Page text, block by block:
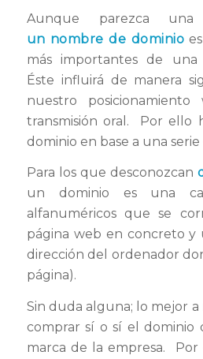
Aunque parezca
un nombre de dominio
más importantes de
Éste influirá de manera
nuestro
transmisión oral. Por ello
dominio en base a una serie
Para los que desconozcan
un dominio es una
alfanuméricos que se
página web en concreto y
dirección del ordenador
página).
Sin duda alguna; lo mejor a
comprar sí o sí el dominio
marca de la empresa. Por